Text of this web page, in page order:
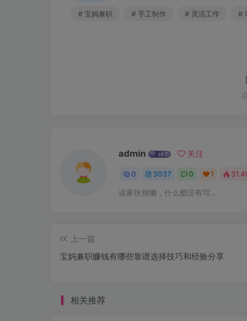
# 宝妈兼职 # 手工制作 # 灵活工作 #
admin 关注
0 3037 0 1
这家伙很懒，什么都没有写...
上一篇
宝妈兼职赚钱有哪些靠谱选择技巧和经验分享
相关推荐